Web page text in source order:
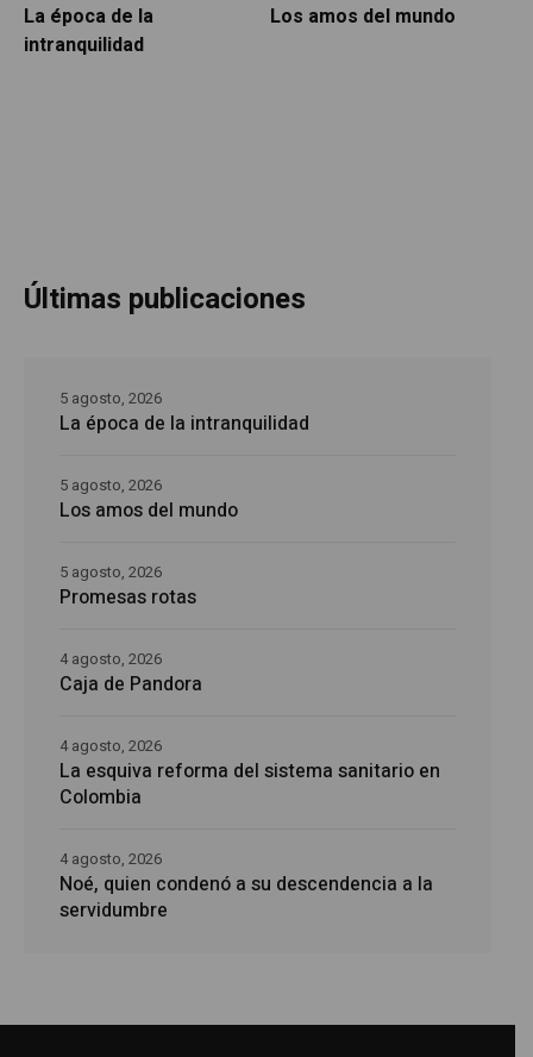
La época de la
intranquilidad
Los amos del mundo
Últimas publicaciones
La época de la intranquilidad
5 agosto, 2026
Los amos del mundo
5 agosto, 2026
Promesas rotas
5 agosto, 2026
Caja de Pandora
4 agosto, 2026
La esquiva reforma del sistema sanitario en
Colombia
4 agosto, 2026
Noé, quien condenó a su descendencia a la
servidumbre
4 agosto, 2026